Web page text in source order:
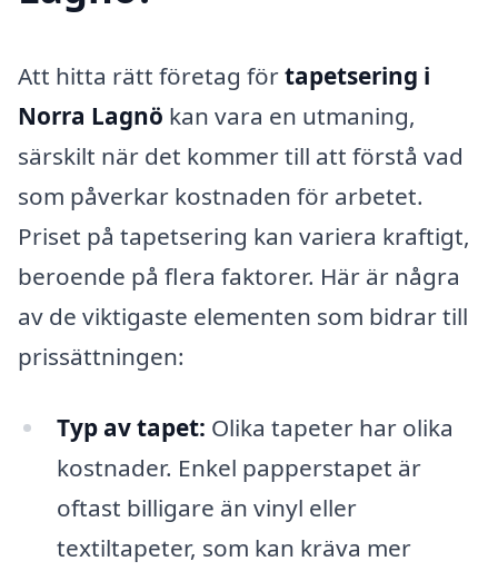
Att hitta rätt företag förtapetsering i
Norra Lagnö kan vara en utmaning,
särskilt när det kommer till att förstå vad
som påverkar kostnaden för arbetet.
Priset på tapetsering kan variera kraftigt,
beroende på flera faktorer. Här är några
av de viktigaste elementen som bidrar till
prissättningen:
Typ av tapet: Olika tapeter har olika
kostnader. Enkel papperstapet är
oftast billigare än vinyl eller
textiltapeter, som kan kräva mer